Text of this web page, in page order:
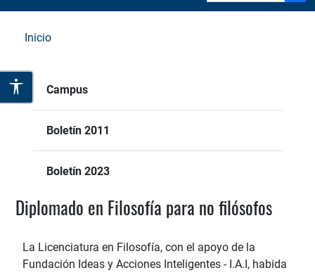
Inicio
Campus
Boletín 2011
Boletín 2023
Diplomado en Filosofía para no filósofos
La Licenciatura en Filosofía, con el apoyo de la
Fundación Ideas y Acciones Inteligentes - I.A.I, habida